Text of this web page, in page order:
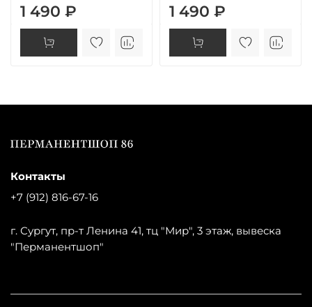
1 490 ₽ 1 490 ₽
Контакты
+7 (912) 816-67-16
г. Сургут, пр-т Ленина 41, тц "Мир", 3 этаж, вывеска
"Перманентшоп"